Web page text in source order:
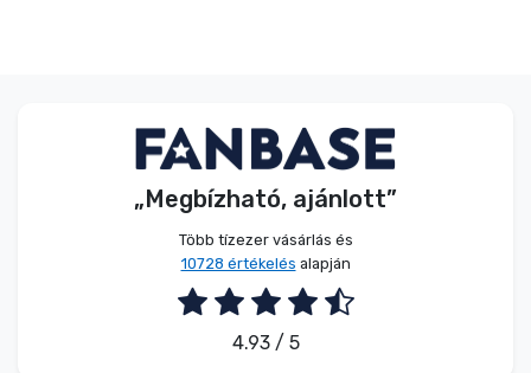
„Megbízható, ajánlott”
Több tízezer vásárlás és
10728 értékelés alapján
4.93 / 5